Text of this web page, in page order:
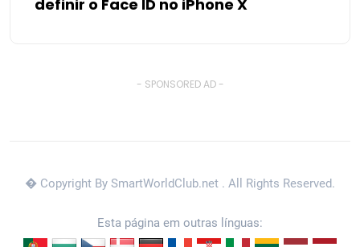
definir o Face ID no iPhone X
- SPONSORED AD -
� Copyright By SmartWorldClub.net . All Rights Reserved.
Esta página em outras línguas: